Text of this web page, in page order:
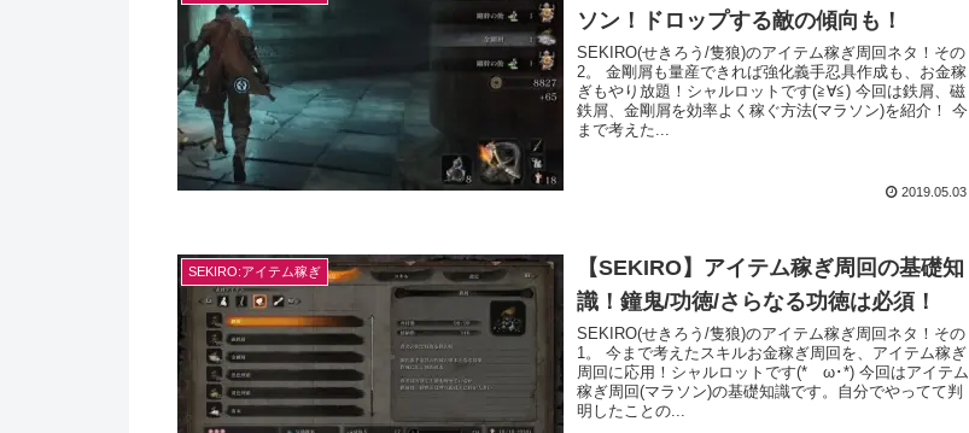
ソン！ドロップする敵の傾向も！
SEKIRO(せきろう/隻狼)のアイテム稼ぎ周回ネタ！その
2。 金剛屑も量産できれば強化義手忍具作成も、お金稼
ぎもやり放題！シャルロットです(≧∀≦) 今回は鉄屑、磁
鉄屑、金剛屑を効率よく稼ぐ方法(マラソン)を紹介！ 今
まで考えた...
2019.05.03
SEKIRO:アイテム稼ぎ
【SEKIRO】アイテム稼ぎ周回の基礎知
識！鐘鬼/功徳/さらなる功徳は必須！
SEKIRO(せきろう/隻狼)のアイテム稼ぎ周回ネタ！その
1。 今まで考えたスキルお金稼ぎ周回を、アイテム稼ぎ
周回に応用！シャルロットです(*ゝω･*) 今回はアイテム
稼ぎ周回(マラソン)の基礎知識です。自分でやってて判
明したことの...